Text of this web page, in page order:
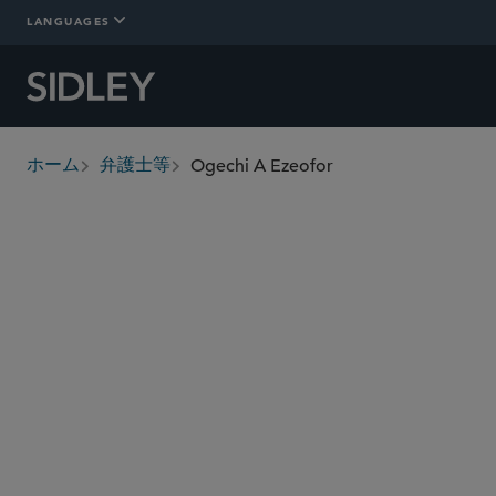
LANGUAGES
breadcrumbs
ホーム 弁護士等 Ogechi A Ezeofor